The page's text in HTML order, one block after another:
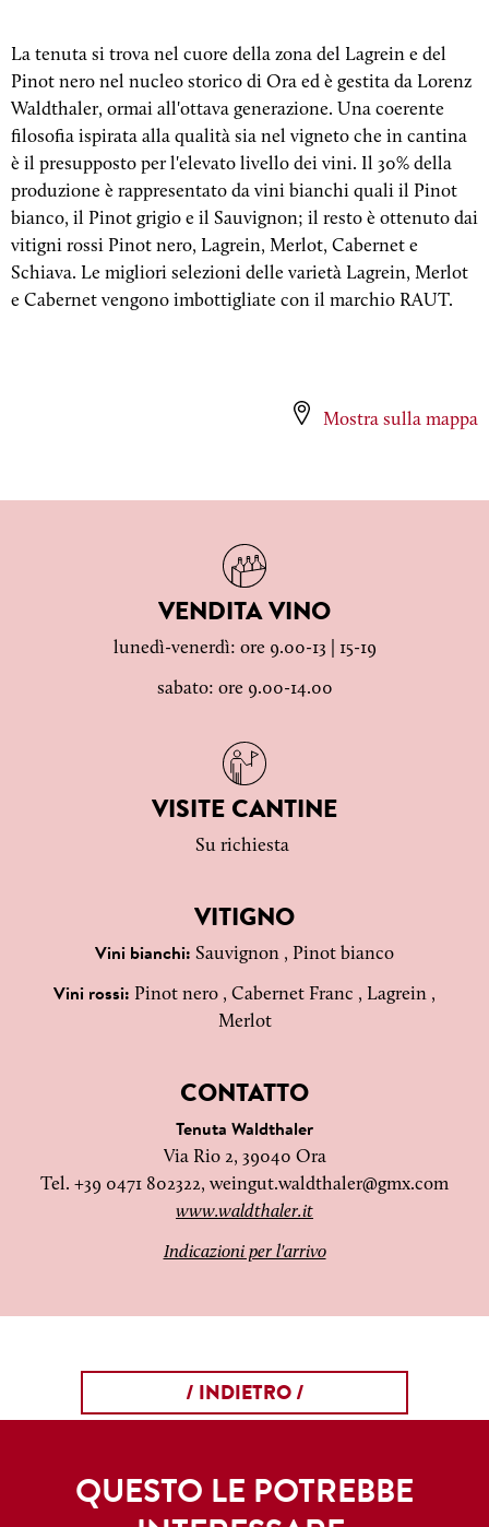
Mostra sulla mappa
La tenuta si trova nel cuore della zona del Lagrein e del
Pinot nero nel nucleo storico di Ora ed è gestita da Lorenz
Waldthaler, ormai all'ottava generazione. Una coerente
filosofia ispirata alla qualità sia nel vigneto che in cantina
è il presupposto per l'elevato livello dei vini. Il 30% della
produzione è rappresentato da vini bianchi quali il Pinot
bianco, il Pinot grigio e il Sauvignon; il resto è ottenuto dai
vitigni rossi Pinot nero, Lagrein, Merlot, Cabernet e
Schiava. Le migliori selezioni delle varietà Lagrein, Merlot
e Cabernet vengono imbottigliate con il marchio RAUT.
VENDITA VINO
lunedì-venerdì: ore 9.00-13 | 15-19
sabato: ore 9.00-14.00
VISITE CANTINE
Su richiesta
VITIGNO
Vini bianchi: Sauvignon , Pinot bianco
Vini rossi: Pinot nero , Cabernet Franc , Lagrein ,
Merlot
CONTATTO
Tenuta Waldthaler
Via Rio 2, 39040 Ora
Tel. +39 0471 802322, weingut.waldthaler@gmx.com
www.waldthaler.it
Indicazioni per l'arrivo
/ INDIETRO /
QUESTO LE POTREBBE